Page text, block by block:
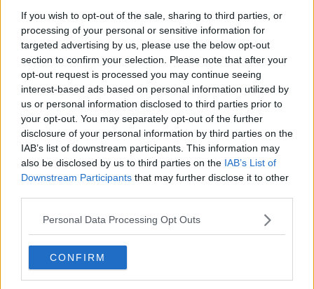
If you wish to opt-out of the sale, sharing to third parties, or
processing of your personal or sensitive information for
targeted advertising by us, please use the below opt-out
section to confirm your selection. Please note that after your
opt-out request is processed you may continue seeing
interest-based ads based on personal information utilized by
us or personal information disclosed to third parties prior to
your opt-out. You may separately opt-out of the further
disclosure of your personal information by third parties on the
IAB’s list of downstream participants. This information may
also be disclosed by us to third parties on the IAB’s List of
Downstream Participants that may further disclose it to other
Personal Data Processing Opt Outs
CONFIRM
tycka extremt synd om sig själv och överdriva som vanligt
samt att allt är vårdens fel. Hon har i alla fall tagit bort "kom
och må bra här" på sin insta bio, det var ju på tiden då allt
oftast bara handlar om henne och hur dåligt hon mår.
Citera
2025-12-07, 18:42 #
Mammi37
Medlem
Inlägg: 381
Fy fan, vilken offerkofta - video ikväll!
Citera
Medlem
Citat:
Ursprungligen postat av
Fy fan, vilken offerkofta - video ikväll!